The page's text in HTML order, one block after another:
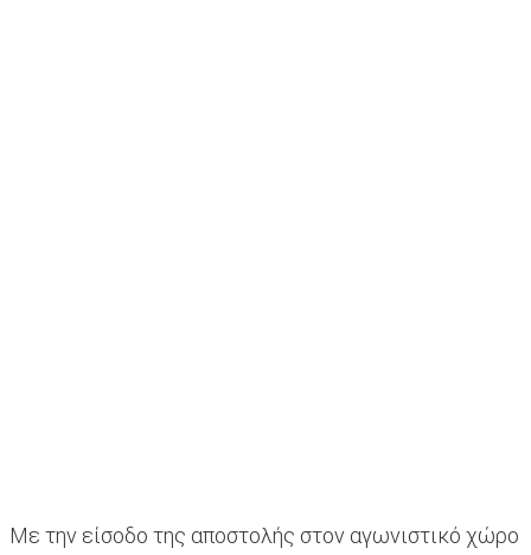
Με την είσοδο της αποστολής στον αγωνιστικό χώρο